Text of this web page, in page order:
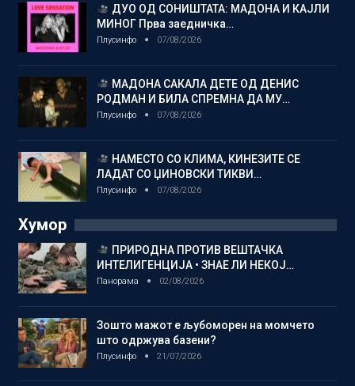
ДУО ОД СОНИШТАТА: МАДОНА И КАЈЛИ
МИНОГ Прва заедничка…
Плусинфо 07/08/2026
МАДОНА САКАЛА ДЕТЕ ОД ДЕНИС
РОДМАН И БИЛА СПРЕМНА ДА МУ…
Плусинфо 07/08/2026
НАМЕСТО СО КЛИМА, КИНЕЗИТЕ СЕ
ЛАДАТ СО ЏИНОВСКИ ТИКВИ…
Плусинфо 07/08/2026
Хумор
ПРИРОДНА ПРОТИВ ВЕШТАЧКА
ИНТЕЛИГЕНЦИЈА • ЗНАЕ ЛИ НЕКОЈ…
Панорама 02/08/2026
Зошто мажот е љубоморен на момчето
што одржува базени?
Плусинфо 21/07/2026